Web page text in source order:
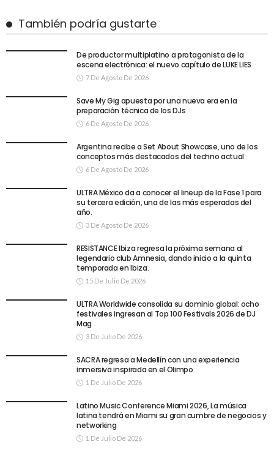
También podría gustarte
De productor multiplatino a protagonista de la
escena electrónica: el nuevo capítulo de LUKE LIES
7 De Agosto De 2026
Save My Gig apuesta por una nueva era en la
preparación técnica de los DJs
6 De Agosto De 2026
Argentina recibe a Set About Showcase, uno de los
conceptos más destacados del techno actual
6 De Agosto De 2026
ULTRA México da a conocer el lineup de la Fase 1 para
su tercera edición, una de las más esperadas del
año.
3 De Agosto De 2026
RESISTANCE Ibiza regresa la próxima semana al
legendario club Amnesia, dando inicio a la quinta
temporada en Ibiza.
15 De Julio De 2026
ULTRA Worldwide consolida su dominio global: ocho
festivales ingresan al Top 100 Festivals 2026 de DJ
Mag
3 De Julio De 2026
SACRA regresa a Medellín con una experiencia
inmersiva inspirada en el Olimpo
1 De Julio De 2026
Latino Music Conference Miami 2026, La música
latina tendrá en Miami su gran cumbre de negocios y
networking
1 De Julio De 2026